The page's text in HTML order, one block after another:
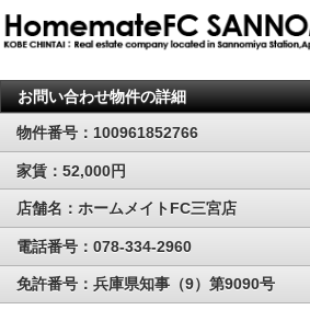
お問い合わせ物件の詳細
物件番号：100961852766
家賃：52,000円
店舗名：ホームメイトFC三宮店
電話番号：078-334-2960
免許番号：兵庫県知事（9）第9090号